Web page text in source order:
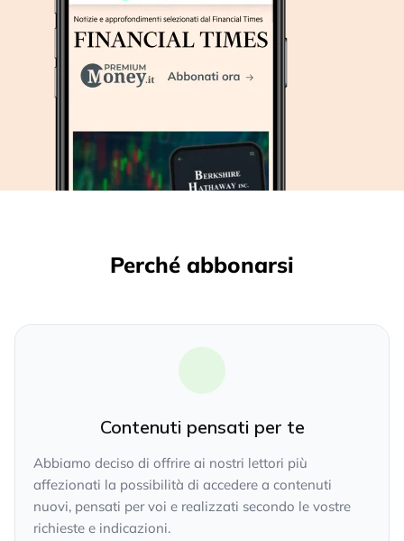
Perché abbonarsi
Contenuti pensati per te
Abbiamo deciso di offrire ai nostri lettori più
affezionati la possibilità di accedere a contenuti
nuovi, pensati per voi e realizzati secondo le vostre
richieste e indicazioni.